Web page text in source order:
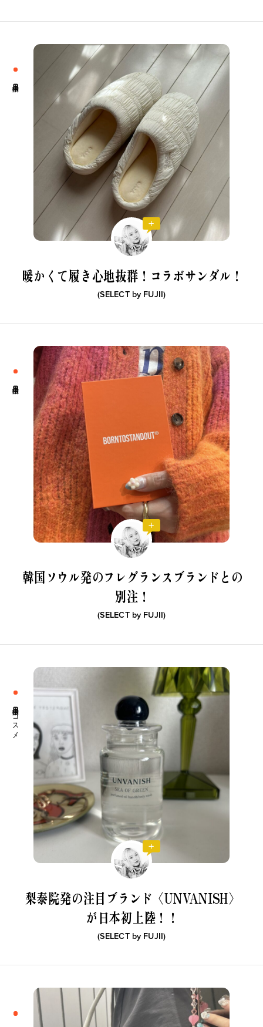
暖かくて履き心地抜群！ コラボサンダル！
(SELECT by FUJII)
韓国ソウル発のフレグランスブランドとの
別注！
(SELECT by FUJII)
梨泰院発の注目ブランド〈UNVANISH〉
が日本初上陸！！
(SELECT by FUJII)
生活日用品 コスメ